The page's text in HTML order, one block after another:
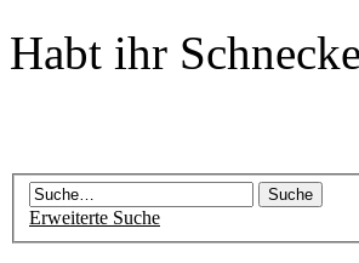
Habt ihr
Erweiterte Suche